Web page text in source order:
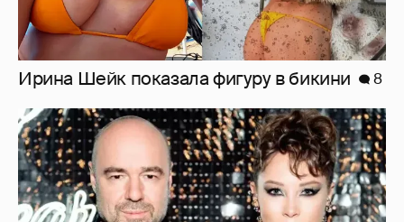
"Оплаченный алиментами хейт". Полина
Диброва снова высказалась о бывшей
жене своего возлюбленного
32